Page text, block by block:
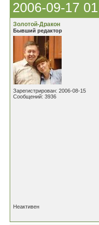
2006-09-17
Золотой-Дракон
Бывший редактор
Зарегистрирован: 2006-08-15
Сообщений: 3936
Неактивен